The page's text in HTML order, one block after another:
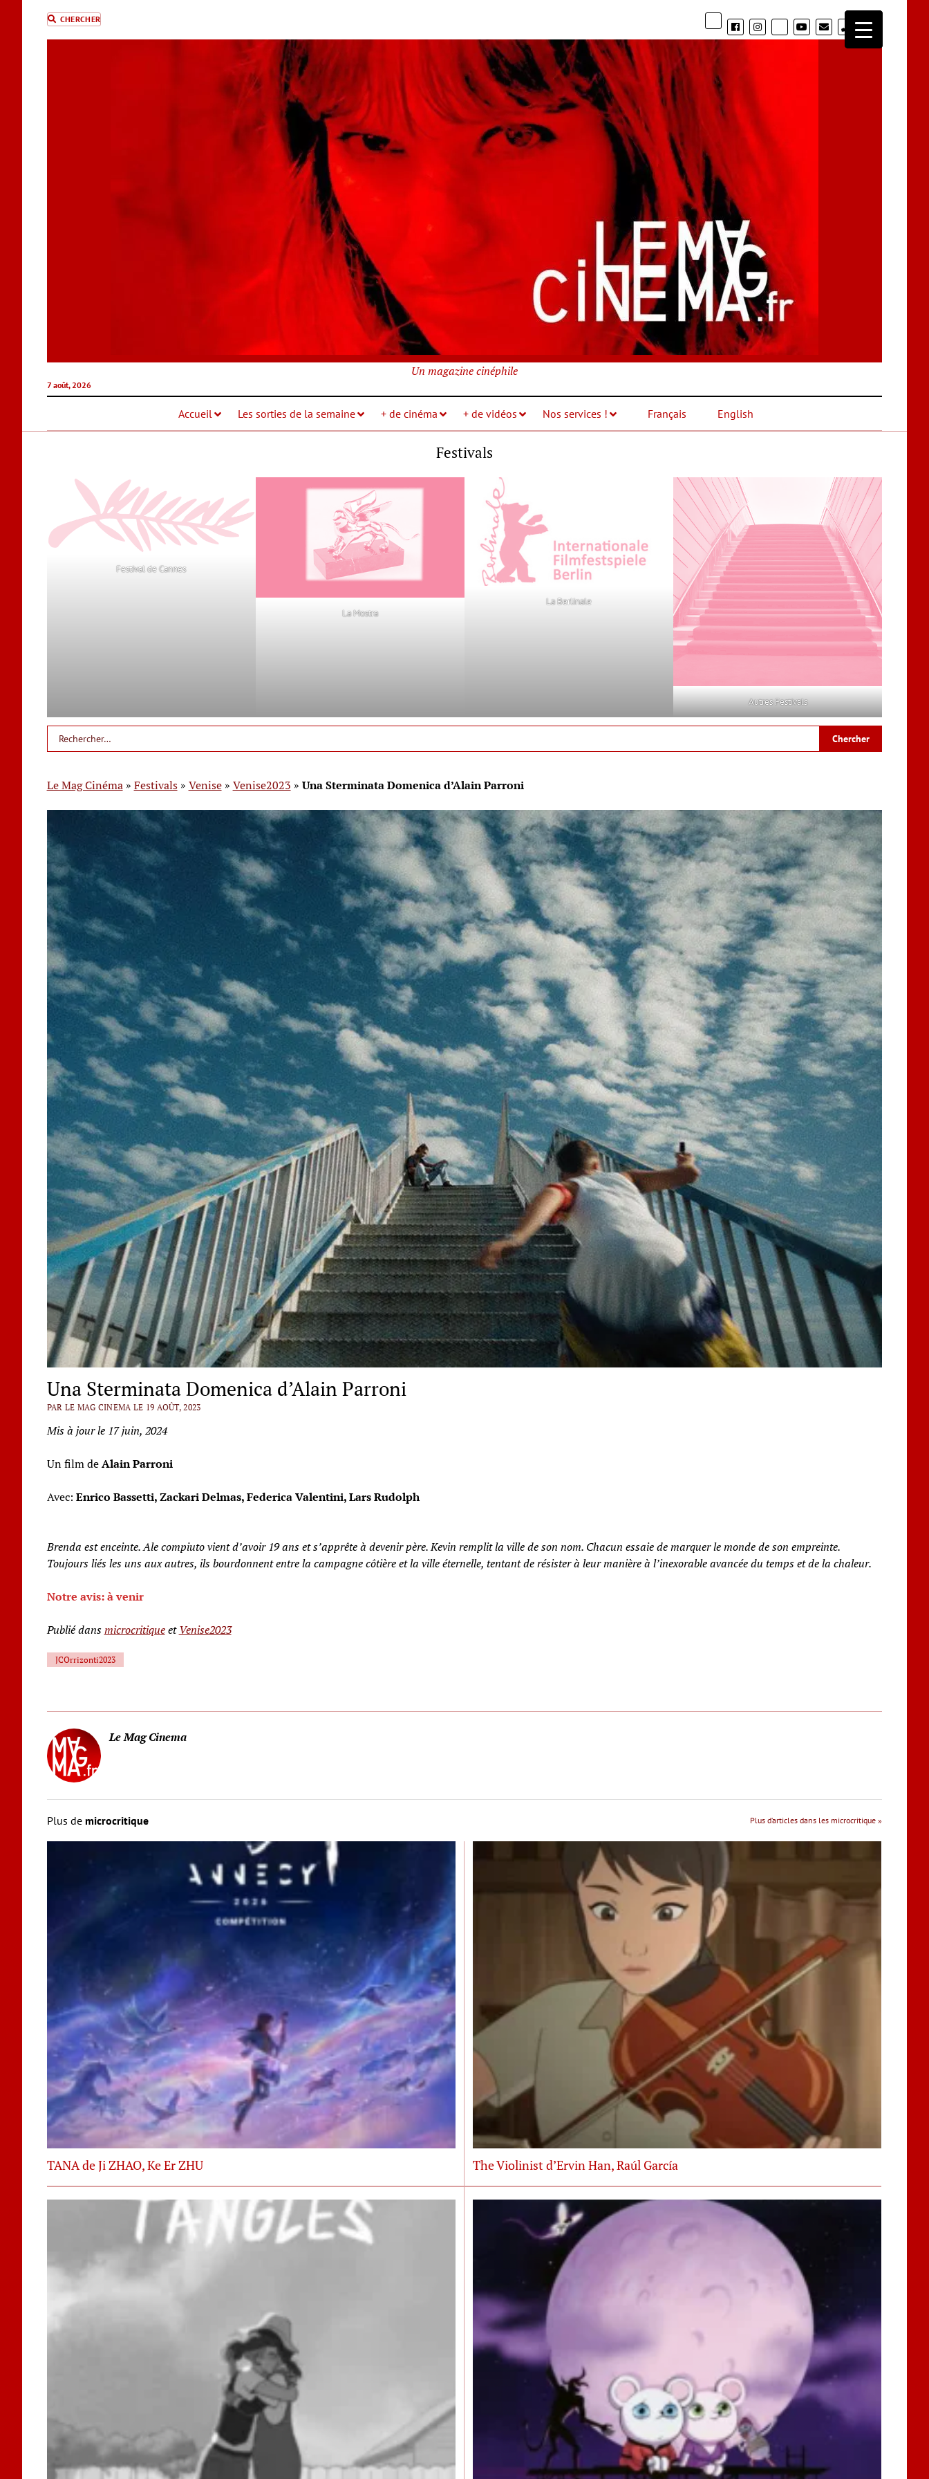
CHERCHER phone
7 août, 2026
Un magazine cinéphile
Accueil Les sorties de la semaine + de cinéma + de vidéos Nos services ! Français English
Festivals
Festival de Cannes
La Mostra
La Berlinale
Autres Festivals
Le Mag Cinéma» Festivals» Venise» Venise2023 » Una Sterminata Domenica d’Alain Parroni
Una Sterminata Domenica d’Alain Parroni
PAR LE MAG CINEMA LE 19 AOÛT, 2023
Mis à jour le 17 juin, 2024
Un film deAlain Parroni
Avec: Enrico Bassetti, Zackari Delmas, Federica Valentini, Lars Rudolph
Brenda est enceinte. Ale compiuto vient d’avoir 19 ans et s’apprête à devenir père. Kevin remplit la ville de son nom. Chacun essaie de marquer le monde de son empreinte.
Toujours liés les uns aux autres, ils bourdonnent entre la campagne côtière et la ville éternelle, tentant de résister à leur manière à l’inexorable avancée du temps et de la chaleur.
Notre avis: à venir
Publié dans microcritiqueetVenise2023
JCOrrizonti2023
Le Mag Cinema
Plus de microcritique Plus d’articles dans les microcritique »
TANA de Ji ZHAO, Ke Er ZHU The Violinist d’Ervin Han, Raúl García